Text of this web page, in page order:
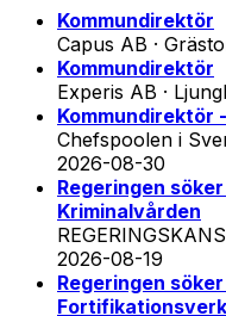
Kommundirektör
Capus AB ·
Kommundirektör
Experis AB ·
Kommundirektör
Chefspoolen i
2026-08-30
Regeringen
Kriminalvården
2026-08-19
Regeringen